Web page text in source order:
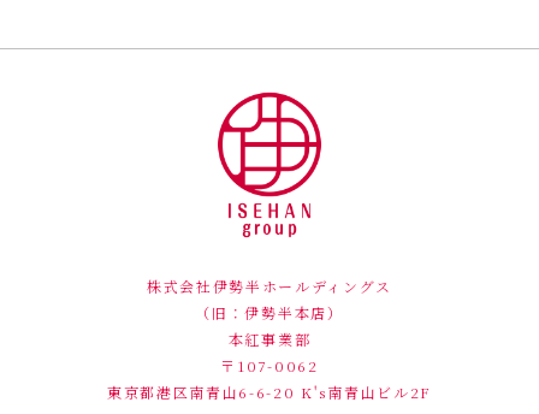
株式会社伊勢半ホールディングス
（旧：伊勢半本店）
本紅事業部
〒107-0062
東京都港区南青山6-6-20 K's南青山ビル2F